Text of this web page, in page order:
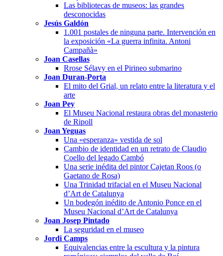
Las bibliotecas de museos: las grandes
desconocidas
Jesús Galdón
1.001 postales de ninguna parte. Intervención en
la exposición «La guerra infinita. Antoni
Campañà»
Joan Casellas
Rrose Sélavy en el Pirineo submarino
Joan Duran-Porta
El mito del Grial, un relato entre la literatura y el
arte
Joan Pey
El Museu Nacional restaura obras del monasterio
de Ripoll
Joan Yeguas
Una «esperanza» vestida de sol
Cambio de identidad en un retrato de Claudio
Coello del legado Cambó
Una serie inédita del pintor Cajetan Roos (o
Gaetano de Rosa)
Una Trinidad trifacial en el Museu Nacional
d’Art de Catalunya
Un bodegón inédito de Antonio Ponce en el
Museu Nacional d’Art de Catalunya
Joan Josep Pintado
La seguridad en el museo
Jordi Camps
Equivalencias entre la escultura y la pintura